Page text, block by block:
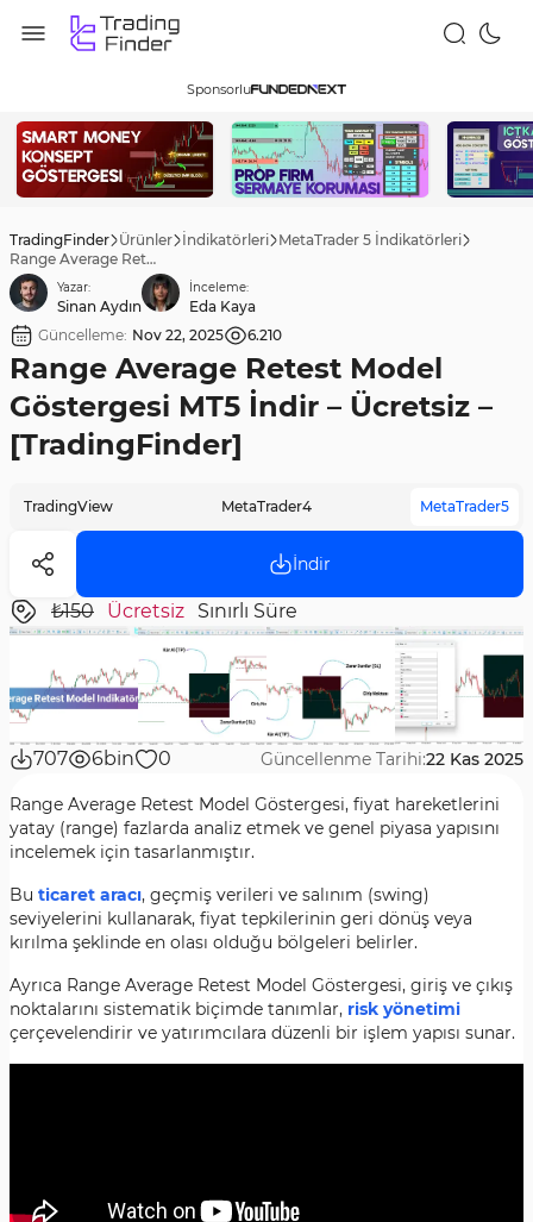
Sponsorlu
TradingFinder Ürünler İndikatörleri MetaTrader 5 İndikatörleri
Range Average Retest Model Göstergesi MT5 İndir – Ücretsiz – [TradingFinder]
Yazar:
Sinan Aydın
İnceleme:
Eda Kaya
Güncelleme: Nov 22, 2025 6.210
Range Average Retest Model
Göstergesi MT5 İndir – Ücretsiz –
[TradingFinder]
TradingView MetaTrader4 MetaTrader5
İndir
₺150 Ücretsiz Sınırlı Süre
707 6bin 0 Güncellenme Tarihi:22 Kas 2025
Range Average Retest Model Göstergesi, fiyat hareketlerini
yatay (range) fazlarda analiz etmek ve genel piyasa yapısını
incelemek için tasarlanmıştır.
Bu ticaret aracı, geçmiş verileri ve salınım (swing)
seviyelerini kullanarak, fiyat tepkilerinin geri dönüş veya
kırılma şeklinde en olası olduğu bölgeleri belirler.
Ayrıca Range Average Retest Model Göstergesi, giriş ve çıkış
noktalarını sistematik biçimde tanımlar, risk yönetimi
çerçevelendirir ve yatırımcılara düzenli bir işlem yapısı sunar.